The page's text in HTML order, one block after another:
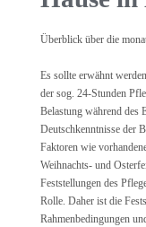
Überblick über die
Es sollte erwähnt
der sog. 24-Stunden
Belastung während des
Deutschkenntnisse der
Faktoren wie
Weihnachts- und
Feststellungen des
Rolle. Daher ist die
Rahmenbedingungen